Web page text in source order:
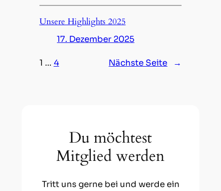
Unsere Highlights 2025
17. Dezember 2025
1 … 4 Nächste Seite →
Du möchtest
Mitglied werden
Tritt uns gerne bei und werde ein